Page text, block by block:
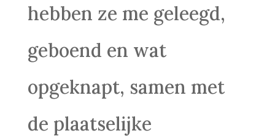
hebben ze me geleegd,
geboend en wat
opgeknapt, samen met
de plaatselijke